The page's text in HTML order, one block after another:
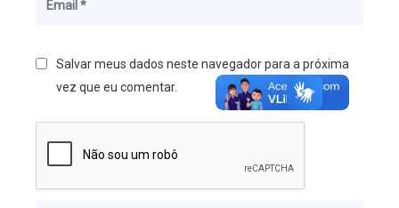
Salvar meus dados neste navegador para a próxima
vez que eu comentar.